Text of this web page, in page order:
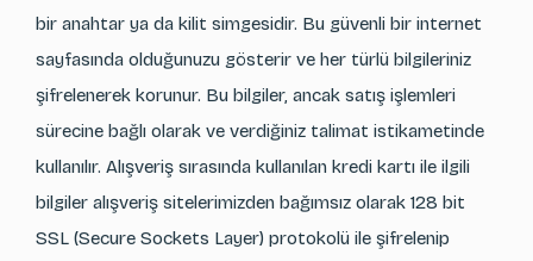
bir anahtar ya da kilit simgesidir. Bu güvenli bir internet
sayfasında olduğunuzu gösterir ve her türlü bilgileriniz
şifrelenerek korunur. Bu bilgiler, ancak satış işlemleri
sürecine bağlı olarak ve verdiğiniz talimat istikametinde
kullanılır. Alışveriş sırasında kullanılan kredi kartı ile ilgili
bilgiler alışveriş sitelerimizden bağımsız olarak 128 bit
SSL (Secure Sockets Layer) protokolü ile şifrelenip